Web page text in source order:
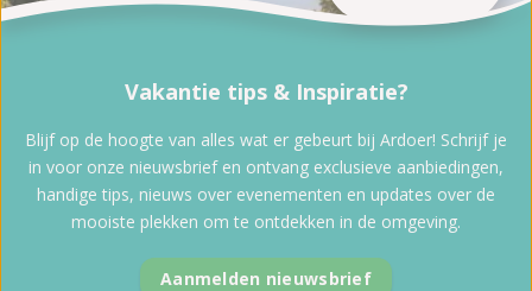
Vakantie tips & Inspiratie?
Blijf op de hoogte van alles wat er gebeurt bij Ardoer! Schrijf je
in voor onze nieuwsbrief en ontvang exclusieve aanbiedingen,
handige tips, nieuws over evenementen en updates over de
mooiste plekken om te ontdekken in de omgeving.
Aanmelden nieuwsbrief